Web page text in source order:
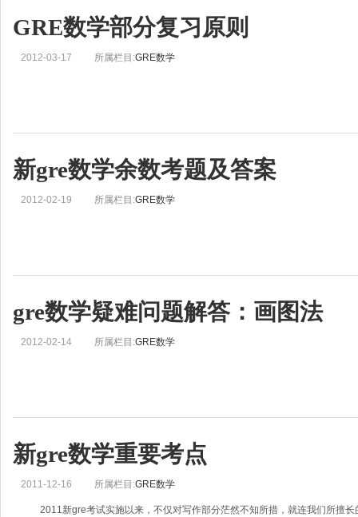
GRE数学部分复习原则
2012-03-17 所属栏目:GRE数学
新gre数学余数考题及答案
2012-02-19 所属栏目:GRE数学
gre数学疑难问题解答：画图法
2012-02-14 所属栏目:GRE数学
新gre数学重要考点
2011-12-16 所属栏目:GRE数学
2011新gre考试实施以来，不仅对写作部分茫然不知所措，就连我们所擅长